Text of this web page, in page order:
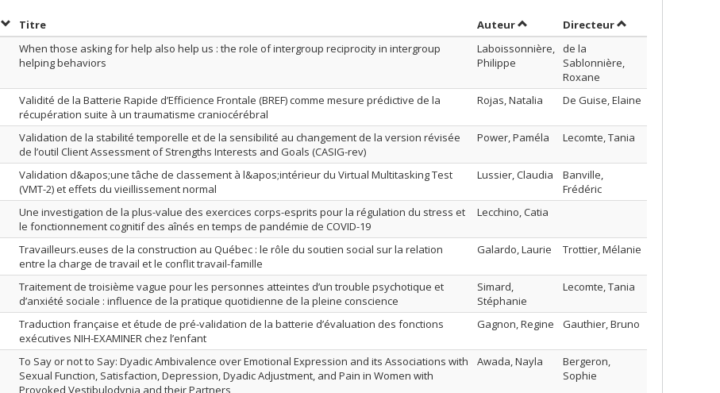
Trier par date en ordre décroissant
Titre AuteurTrier par auteur en ordre décroissant
Directeurpar contributeur
When those asking for help also help us : the role of intergroup reciprocity in intergroup
helping behaviors
Laboissonnière,
Philippe
de la
Sablonnière,
Roxane
Validité de la Batterie Rapide d’Efficience Frontale (BREF) comme mesure prédictive de la
récupération suite à un traumatisme craniocérébral
Rojas, Natalia De Guise, Elaine
Validation de la stabilité temporelle et de la sensibilité au changement de la version révisée
de l’outil Client Assessment of Strengths Interests and Goals (CASIG-rev)
Power, Paméla Lecomte, Tania
Validation d&apos;une tâche de classement à l&apos;intérieur du Virtual Multitasking Test
(VMT-2) et effets du vieillissement normal
Lussier, Claudia
Banville,
Frédéric
Une investigation de la plus-value des exercices corps-esprits pour la régulation du stress et
le fonctionnement cognitif des aînés en temps de pandémie de COVID-19
Lecchino, Catia
Travailleurs.euses de la construction au Québec : le rôle du soutien social sur la relation
entre la charge de travail et le conflit travail-famille
Galardo, Laurie Trottier, Mélanie
Traitement de troisième vague pour les personnes atteintes d’un trouble psychotique et
d’anxiété sociale : influence de la pratique quotidienne de la pleine conscience
Simard,
Stéphanie
Lecomte, Tania
Traduction française et étude de pré-validation de la batterie d’évaluation des fonctions
exécutives NIH-EXAMINER chez l’enfant
Gagnon, Regine Gauthier, Bruno
To Say or not to Say: Dyadic Ambivalence over Emotional Expression and its Associations with
Sexual Function, Satisfaction, Depression, Dyadic Adjustment, and Pain in Women with
Provoked Vestibulodynia and their Partners
Awada, Nayla
Bergeron,
Sophie